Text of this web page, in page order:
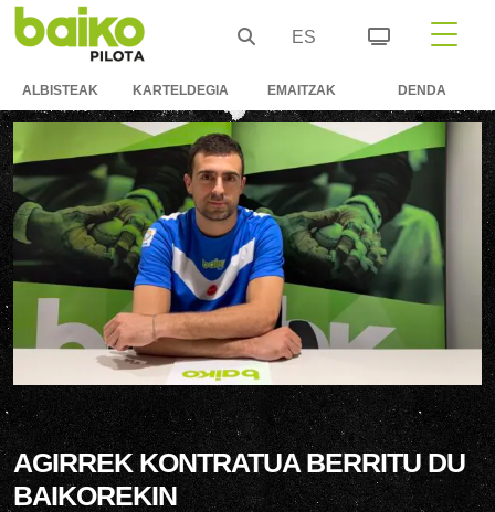
ES
ALBISTEAK KARTELDEGIA EMAITZAK DENDA
AGIRREK KONTRATUA BERRITU DU
BAIKOREKIN